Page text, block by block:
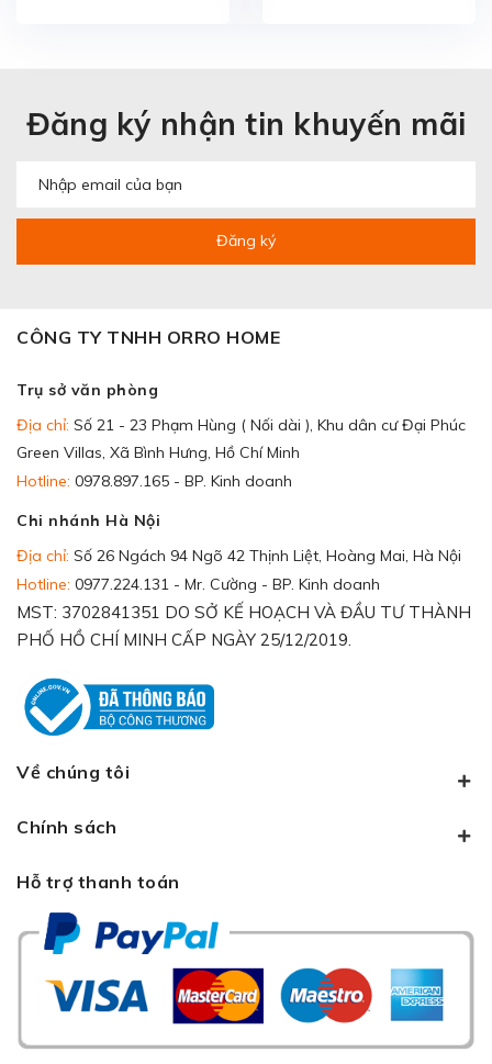
Đăng ký nhận tin khuyến mãi
Đăng ký
CÔNG TY TNHH ORRO HOME
Trụ sở văn phòng
Địa chỉ: Số 21 - 23 Phạm Hùng ( Nối dài ), Khu dân cư Đại Phúc
Green Villas, Xã Bình Hưng, Hồ Chí Minh
Hotline: 0978.897.165 - BP. Kinh doanh
Chi nhánh Hà Nội
Địa chỉ: Số 26 Ngách 94 Ngõ 42 Thịnh Liệt, Hoàng Mai, Hà Nội
Hotline: 0977.224.131 - Mr. Cường - BP. Kinh doanh
MST: 3702841351 DO SỞ KẾ HOẠCH VÀ ĐẦU TƯ THÀNH
PHỐ HỒ CHÍ MINH CẤP NGÀY 25/12/2019.
Về chúng tôi
Chính sách
Hỗ trợ thanh toán